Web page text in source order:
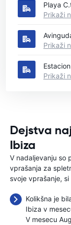
Playa
Prikaži
Prikaži
Prikaži
Dejstva
Ibiza
V nadaljevanju so
vprašanja za
svoje vprašanje,
Kolikšna je
Ibiza v
V mesecu